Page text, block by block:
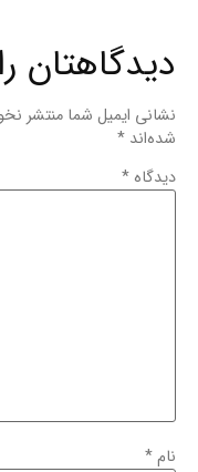
دیدگاهتان
نشانی ایمیل شما منتشر
شده‌اند *
دیدگاه *
نام*